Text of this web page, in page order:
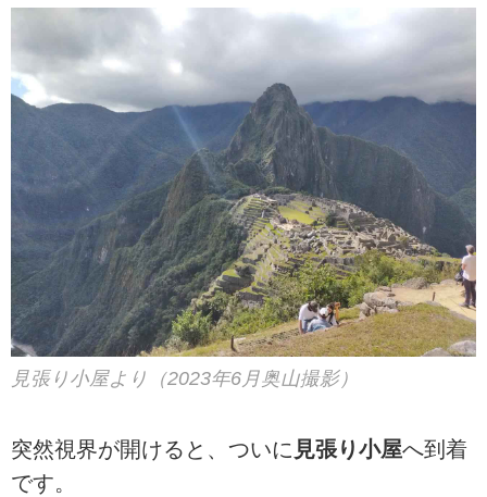
見張り小屋より（2023年6月奥山撮影）
突然視界が開けると、ついに 見張り小屋へ到着
です。